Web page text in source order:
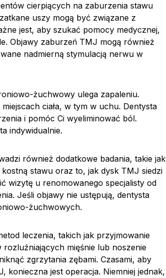
cierpiących na zaburzenia stawu
uszy mogą być związane z
jest, aby szukać pomocy medycznej,
Objawy zaburzeń TMJ mogą również
nadmierną stymulacją nerwu w
żuchwowy ulega zapaleniu.
ciała, w tym w uchu. Dentysta
i pomóc Ci wyeliminować ból.
indywidualnie.
również dodatkowe badania, takie jak
stawu oraz to, jak dysk TMJ siedzi
wizytę u renomowanego specjalisty od
Jeśli objawy nie ustępują, dentysta
żuchwowych.
leczenia, takich jak przyjmowanie
rozluźniających mięśnie lub noszenie
zgrzytania zębami. Czasami, aby
jest operacja. Niemniej jednak,